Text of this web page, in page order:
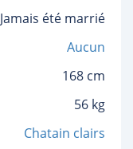
Jamais été marrié
Aucun
168 cm
56 kg
Chatain clairs